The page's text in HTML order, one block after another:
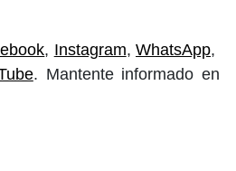
, Instagram,WhatsApp,
. Mantente informado en